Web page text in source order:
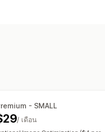
- SMALL
/ เดือน